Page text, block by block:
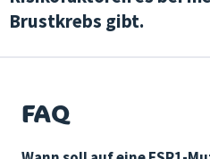
Brustkrebs gibt.
FAQ